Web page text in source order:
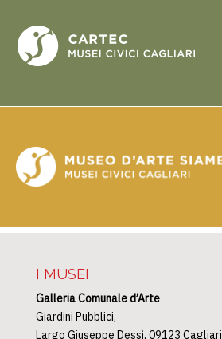
I MUSEI
Galleria Comunale d’Arte
Giardini Pubblici,
Largo Giuseppe Dessì, 09123 Cagliari